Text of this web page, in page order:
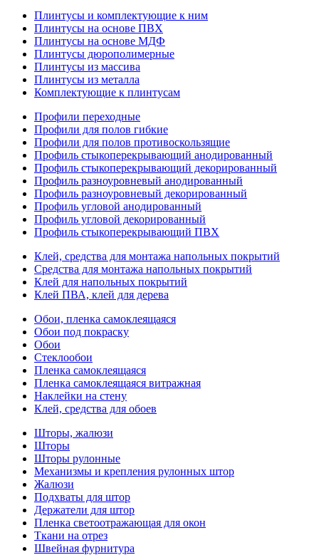
Плинтусы и комплектующие к ним
Плинтусы на основе ПВХ
Плинтусы на основе МДФ
Плинтусы дюрополимерные
Плинтусы из массива
Плинтусы из металла
Комплектующие к плинтусам
Профили переходные
Профили для полов гибкие
Профили для полов противоскользящие
Профиль стыкоперекрывающий анодированный
Профиль стыкоперекрывающий декорированный
Профиль разноуровневый анодированный
Профиль разноуровневый декорированный
Профиль угловой анодированный
Профиль угловой декорированный
Профиль стыкоперекрывающий ПВХ
Клей, средства для монтажа напольных покрытий
Средства для монтажа напольных покрытий
Клей для напольных покрытий
Клей ПВА, клей для дерева
Обои, пленка самоклеящаяся
Обои под покраску
Обои
Стеклообои
Пленка самоклеящаяся
Пленка самоклеящаяся витражная
Наклейки на стену
Клей, средства для обоев
Шторы, жалюзи
Шторы
Шторы рулонные
Механизмы и крепления рулонных штор
Жалюзи
Подхваты для штор
Держатели для штор
Пленка светоотражающая для окон
Ткани на отрез
Швейная фурнитура